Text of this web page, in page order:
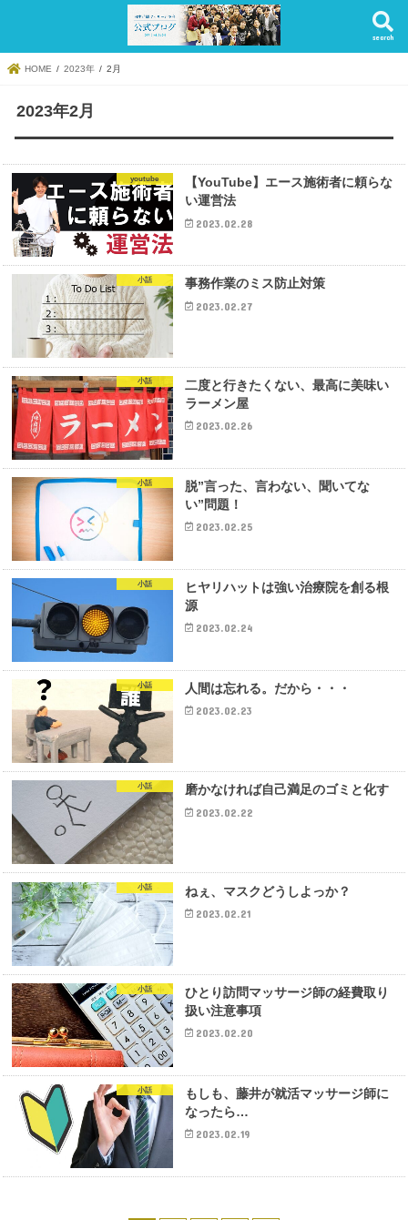
search
HOME 2023年 2月
2023年2月
youtube
【YouTube】エース施術者に頼らな
い運営法
2023.02.28
小話 事務作業のミス防止対策
2023.02.27
小話
二度と行きたくない、最高に美味い
ラーメン屋
2023.02.26
小話
脱”言った、言わない、聞いてな
い”問題！
2023.02.25
小話
ヒヤリハットは強い治療院を創る根
源
2023.02.24
小話 人間は忘れる。だから・・・
2023.02.23
小話 磨かなければ自己満足のゴミと化す
2023.02.22
小話 ねぇ、マスクどうしよっか？
2023.02.21
小話
ひとり訪問マッサージ師の経費取り
扱い注意事項
2023.02.20
小話
もしも、藤井が就活マッサージ師に
なったら…
2023.02.19